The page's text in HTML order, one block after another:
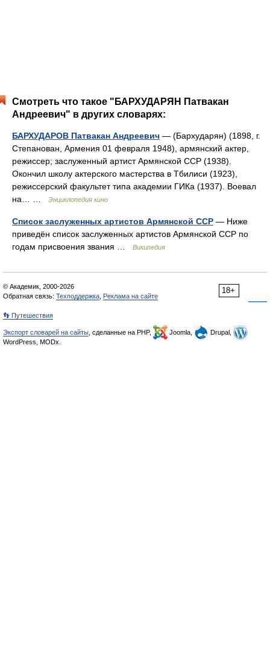
Смотреть что такое "БАРХУДАРЯН Патвакан
Андреевич" в других словарях:
БАРХУДАРОВ Патвакан Андреевич — (Бархударян) (1898, г.
Степанован, Армения 01 февраля 1948), армянский актер,
режиссер; заслуженный артист Армянской ССР (1938).
Окончил школу актерского мастерства в Тбилиси (1923),
режиссерский факультет типа академии ГИКа (1937). Воевал
на… …
Энциклопедия кино
Список заслуженных артистов Армянской ССР — Ниже
приведён список заслуженных артистов Армянской ССР по
годам присвоения звания …
Википедия
18+
© Академик, 2000-2026
Обратная связь: Техподдержка Реклама на сайте
👣 Путешествия
Экспорт словарей на сайты , сделанные на PHP, Joomla,
Drupal,
WordPress, MODx.